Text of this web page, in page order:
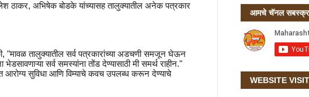
ठाकर, अभिषेक बोडके यांच्यासह तालुक्यातील अनेक पत्रकार
"मावळ तालुक्यातील सर्व पत्रकारांच्या अडचणी समजून घेऊन
सर्व समस्यांना तोंड देण्यासाठी मी समर्थ राहीन."
आरोग्य सुविधा आणि विम्याचे कवच उपलब्ध करून देण्याचे
आमचे चॅनल
WEBSITE